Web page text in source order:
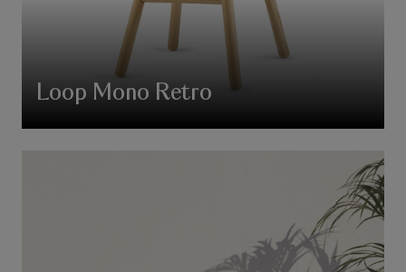
Loop Mono Retro